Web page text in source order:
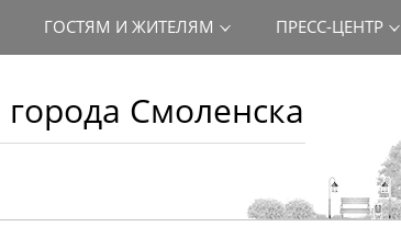
Смоленска
ГОСТЯМ И ЖИТЕЛЯМ ПРЕСС-ЦЕНТР